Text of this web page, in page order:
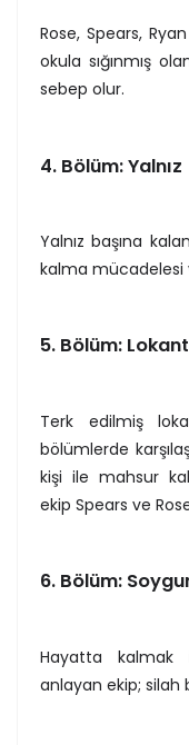
Rose, Spears,
okula sığınmış
sebep olur.
4. Bölüm: Yalnız
Yalnız başına
kalma mücadelesi
5. Bölüm:
Terk edilmiş
bölümlerde
kişi ile mahsur
ekip Spears ve
6. Bölüm:
Hayatta kalmak
anlayan ekip; silah